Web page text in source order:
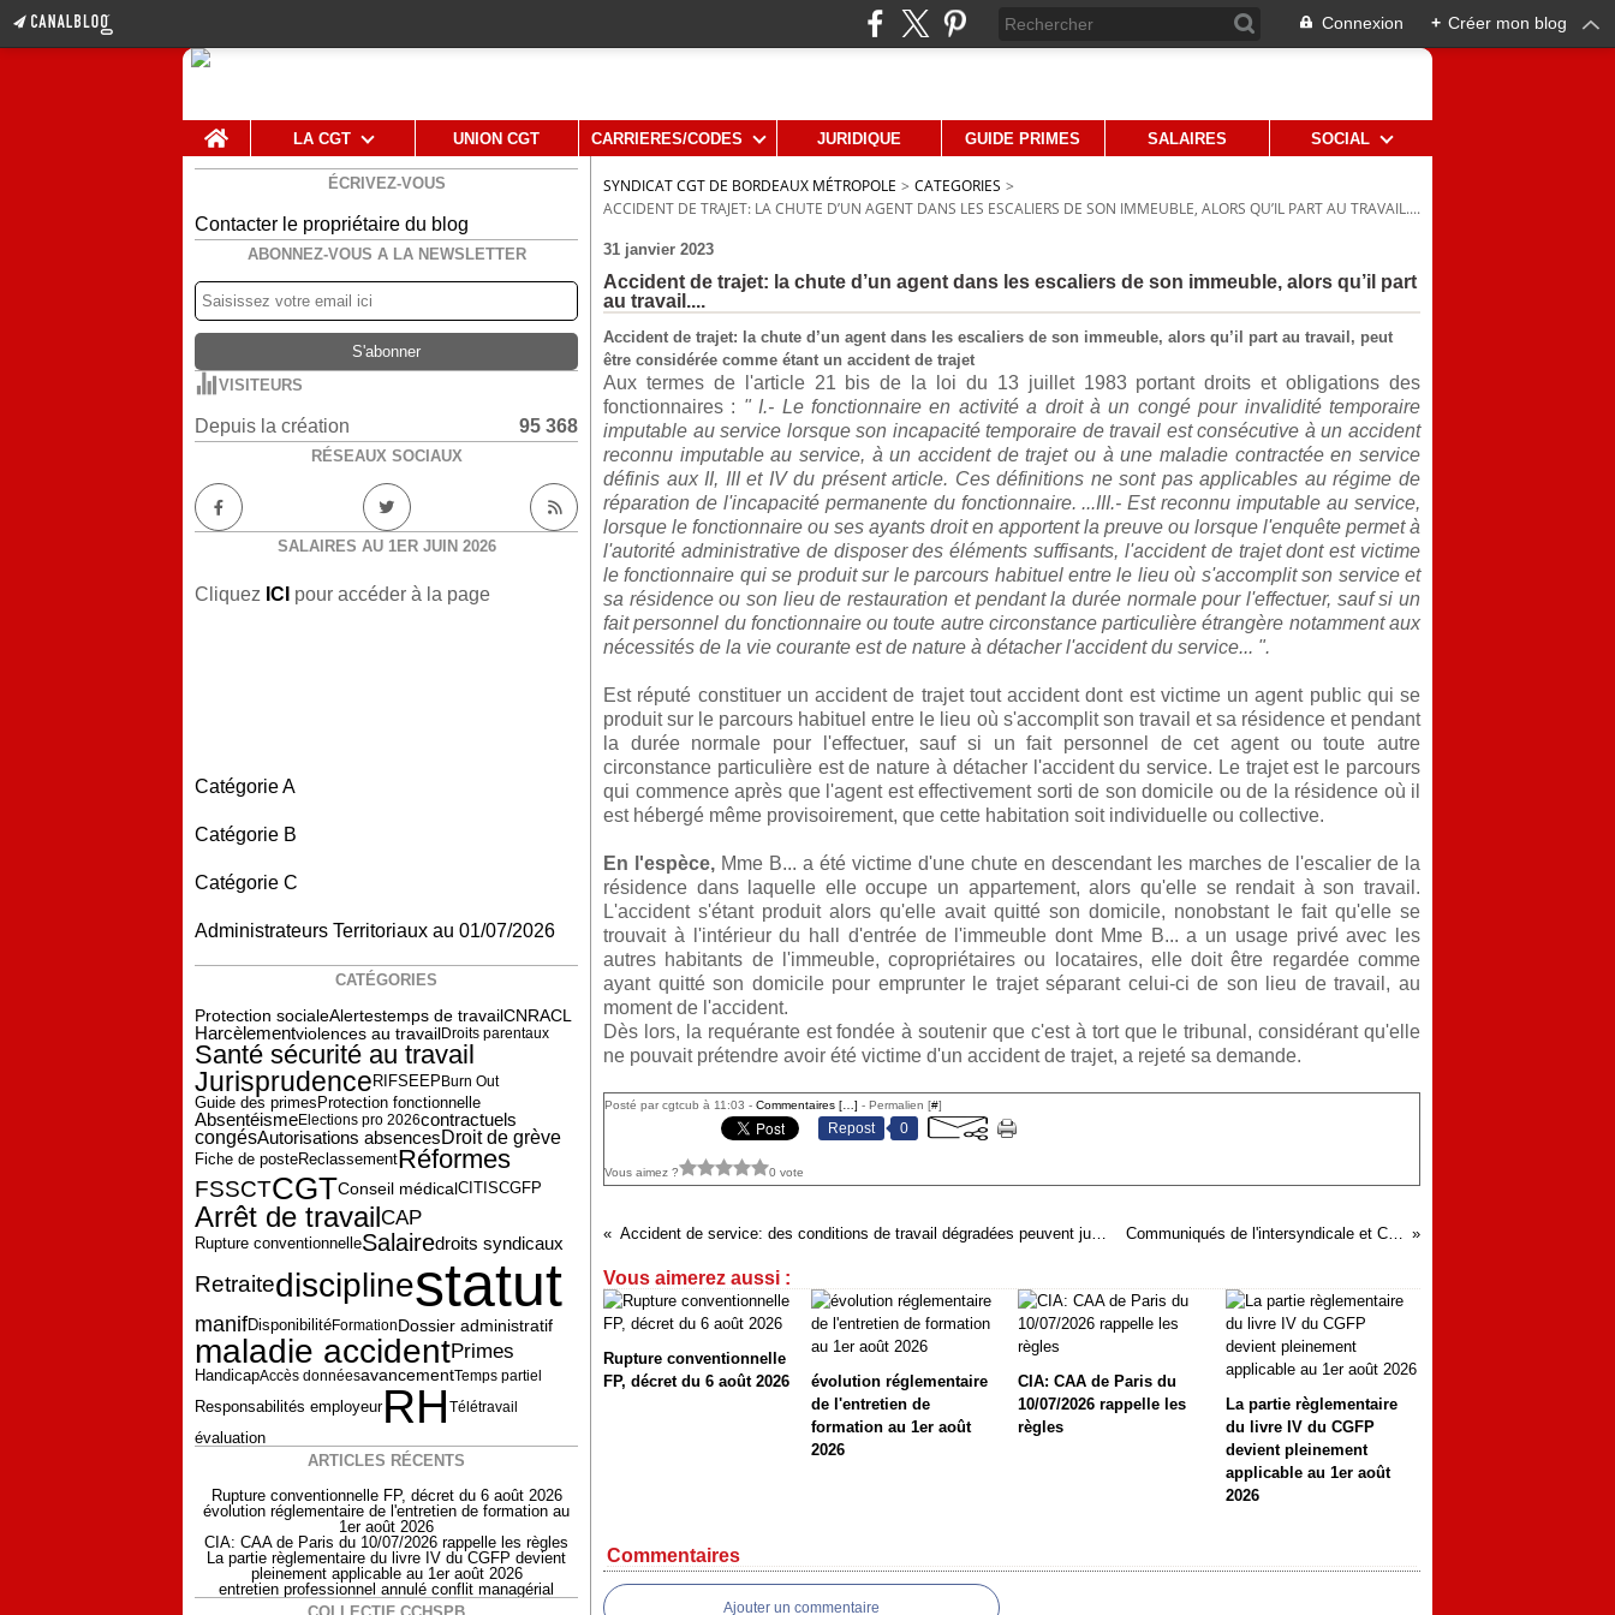
Connexion + Créer mon blog
Home
LA CGT UNION CGT CARRIERES/CODES JURIDIQUE GUIDE PRIMES SALAIRES SOCIAL
ÉCRIVEZ-VOUS
Contacter le propriétaire du blog
ABONNEZ-VOUS A LA NEWSLETTER
VISITEURS
Depuis la création 95 368
RÉSEAUX SOCIAUX
SALAIRES AU 1ER JUIN 2026
Cliquez ICI pour accéder à la page
Catégorie A
Catégorie B
Catégorie C
Administrateurs Territoriaux au 01/07/2026
CATÉGORIES
Protection socialeAlertestemps de travailCNRACL
Harcèlementviolences au travailDroits parentaux
Santé sécurité au travail
Jurisprudence RIFSEEP Burn Out
Guide des primes Protection fonctionnelle
AbsentéismeElections pro 2026contractuels
congésAutorisations absencesDroit de grève
Fiche de posteReclassementRéformes
FSSCTCGTConseil médicalCITISCGFP
Arrêt de travailCAP
Rupture conventionnelleSalairedroits syndicaux
Retraitedisciplinestatut
manifDisponibilitéFormationDossier administratif
maladie accidentPrimes
HandicapAccès donnéesavancementTemps partiel
Responsabilités employeurRH Télétravail
évaluation
ARTICLES RÉCENTS
Rupture conventionnelle FP, décret du 6 août 2026
évolution réglementaire de l'entretien de formation au
1er août 2026
CIA: CAA de Paris du 10/07/2026 rappelle les règles
La partie règlementaire du livre IV du CGFP devient
pleinement applicable au 1er août 2026
entretien professionnel annulé conflit managérial
SYNDICAT CGT DE BORDEAUX MÉTROPOLE > CATEGORIES >
ACCIDENT DE TRAJET: LA CHUTE D’UN AGENT DANS LES ESCALIERS DE SON IMMEUBLE, ALORS QU’IL PART AU TRAVAIL....
31 janvier 2023
Accident de trajet: la chute d’un agent dans les escaliers de son immeuble, alors qu’il part
au travail....
Accident de trajet: la chute d’un agent dans les escaliers de son immeuble, alors qu’il part au travail, peut
être considérée comme étant un accident de trajet
Aux termes de l'article 21 bis de la loi du 13 juillet 1983 portant droits et obligations des
fonctionnaires : " I.- Le fonctionnaire en activité a droit à un congé pour invalidité temporaire
imputable au service lorsque son incapacité temporaire de travail est consécutive à un accident
reconnu imputable au service, à un accident de trajet ou à une maladie contractée en service
définis aux II, III et IV du présent article. Ces définitions ne sont pas applicables au régime de
réparation de l'incapacité permanente du fonctionnaire. ...III.- Est reconnu imputable au service,
lorsque le fonctionnaire ou ses ayants droit en apportent la preuve ou lorsque l'enquête permet à
l'autorité administrative de disposer des éléments suffisants, l'accident de trajet dont est victime
le fonctionnaire qui se produit sur le parcours habituel entre le lieu où s'accomplit son service et
sa résidence ou son lieu de restauration et pendant la durée normale pour l'effectuer, sauf si un
fait personnel du fonctionnaire ou toute autre circonstance particulière étrangère notamment aux
nécessités de la vie courante est de nature à détacher l'accident du service... ".
Est réputé constituer un accident de trajet tout accident dont est victime un agent public qui se
produit sur le parcours habituel entre le lieu où s'accomplit son travail et sa résidence et pendant
la durée normale pour l'effectuer, sauf si un fait personnel de cet agent ou toute autre
circonstance particulière est de nature à détacher l'accident du service. Le trajet est le parcours
qui commence après que l'agent est effectivement sorti de son domicile ou de la résidence où il
est hébergé même provisoirement, que cette habitation soit individuelle ou collective.
En l'espèce, Mme B... a été victime d'une chute en descendant les marches de l'escalier de la
résidence dans laquelle elle occupe un appartement, alors qu'elle se rendait à son travail.
L'accident s'étant produit alors qu'elle avait quitté son domicile, nonobstant le fait qu'elle se
trouvait à l'intérieur du hall d'entrée de l'immeuble dont Mme B... a un usage privé avec les
autres habitants de l'immeuble, copropriétaires ou locataires, elle doit être regardée comme
ayant quitté son domicile pour emprunter le trajet séparant celui-ci de son lieu de travail, au
moment de l'accident.
Dès lors, la requérante est fondée à soutenir que c'est à tort que le tribunal, considérant qu'elle
ne pouvait prétendre avoir été victime d'un accident de trajet, a rejeté sa demande.
Posté par cgtcub à 11:03 - Commentaires [ ] - Permalien [#]
Repost 0
Vous aimez ? 0 vote
Accident de service: des conditions de travail dégradées peuvent justifier l’imputabilité d’un suicide au service Communiqués de l'intersyndicale et CGT UD33 31 janvier 2023
Vous aimerez aussi :
Rupture conventionnelle
FP, décret du 6 août 2026
évolution réglementaire
de l'entretien de
formation au 1er août
2026
CIA: CAA de Paris du
10/07/2026 rappelle les
règles
La partie règlementaire
du livre IV du CGFP
devient pleinement
applicable au 1er août
2026
Commentaires
Ajouter un commentaire